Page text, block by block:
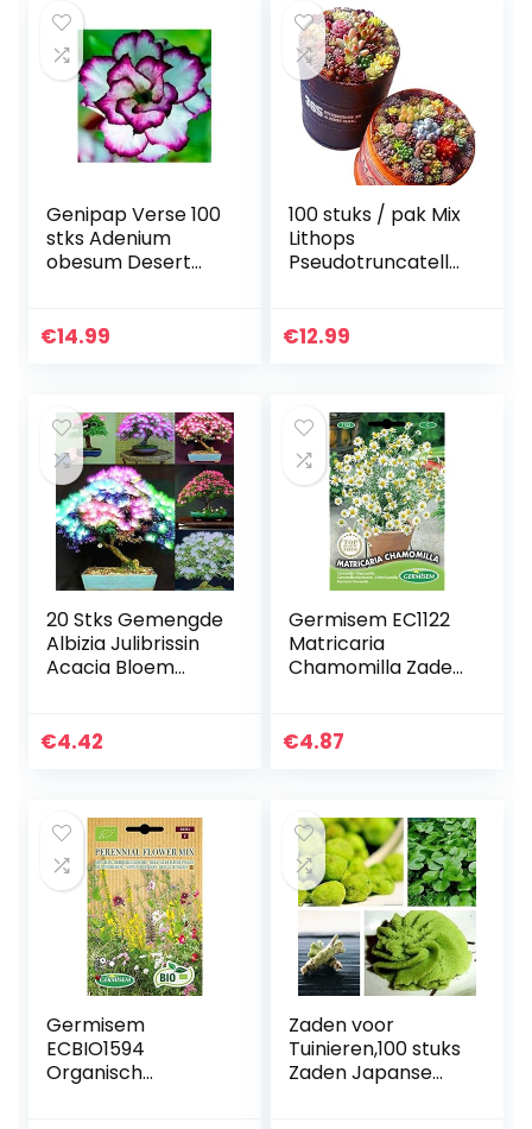
Genipap Verse 100
stks Adenium
obesum Desert
Gemengd 3
€14.99
100 stuks / pak Mix
Lithops
Pseudotruncatella
voor
€12.99
20 Stks Gemengde
Albizia Julibrissin
Acacia Bloem
20 Stks Albizia
€4.42
Germisem EC1122
Matricaria
Chamomilla Zaden
€4.87
Germisem
ECBIO1594
Organisch
Zaden voor
Tuinieren,100 stuks
Zaden Japanse